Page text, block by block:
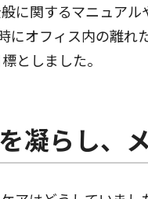
に関するマニュア
オフィス内の離れ
としました。
凝らし、